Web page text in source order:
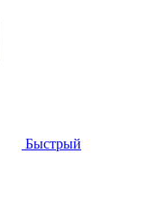
Быстрый